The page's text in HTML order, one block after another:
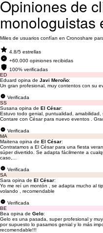
Opiniones de
monologuistas
Miles de usuarios confían en Cronoshare
4.8/5 estrellas
+60.000 opiniones recibidas
100% verificadas
ED
Eduard opina de Javi Meroño:
Un gran profesional, muy contentos con su
Verificada
SS
Susana opina de El César:
Estuvo todo genial, puntualidad, amabilidad,
Contare con César para nuevo eventos .
Verificada
MA
Maitena opina de El César:
Contratamos a El César para una fiesta
súper divertido. Se adapta fácilmente a
caso,...
Verificada
SA
Sara opina de El César:
Yo me reí un montón , se adapta mucho al
volando , recomendable
Verificada
BE
Bea opina de Gelo:
Gelo es una pasada, super profesional y
por supuesto lo pasamos genial y lo más
recomendable!!!